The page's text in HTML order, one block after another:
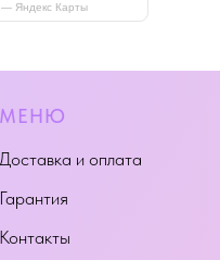
— Яндекс Карты
МЕНЮ
Доставка и оплата
Гарантия
Контакты